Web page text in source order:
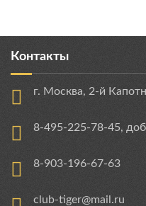
Контакты
г. Москва, 2-й
8-495-225-78-45,
8-903-196-67-63
club-tiger@mail.ru